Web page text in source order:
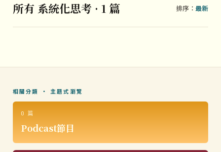
所有 系統化思考 · 1 篇 排序：最新
相關分類 · 主題式瀏覽
0 篇
Podcast節目